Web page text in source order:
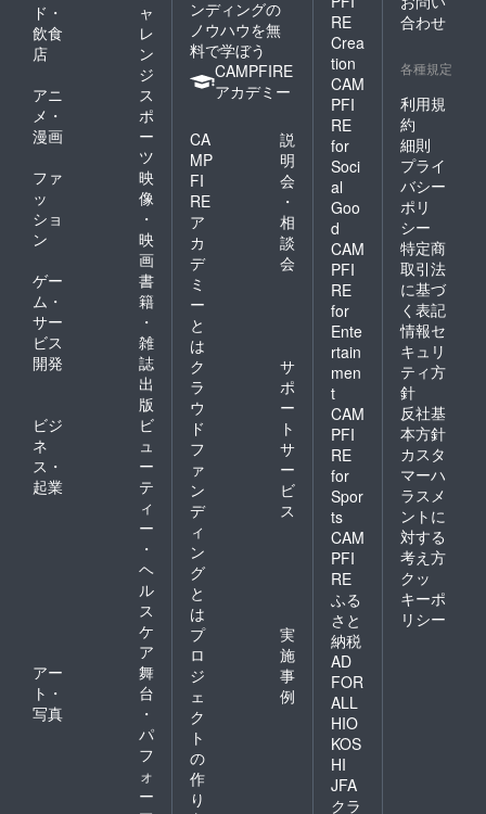
ド・
飲食
店
ャ
レ
ン
ジ
アニ
メ・
漫画
ス
ポ
ー
ツ
ファ
ッ
ショ
ン
映
像
・
映
画
ゲー
ム・
サー
ビス
開発
書
籍
・
雑
誌
出
版
ビジ
ネ
ス・
起業
ビ
ュ
ー
テ
ィ
ー
・
ヘ
ル
ス
ケ
ア
アー
ト・
写真
舞
台
・
パ
フ
ォ
ー
ンディングの
ノウハウを無
料で学ぼう
CAMPFIRE
アカデミー
CA
MP
FI
RE
ア
カ
デ
ミ
ー
と
は
説
明
会
・
相
談
会
ク
ラ
ウ
ド
フ
ァ
ン
デ
ィ
ン
グ
と
は
サ
ポ
ー
ト
サ
ー
ビ
ス
プ
ロ
ジ
ェ
ク
ト
の
作
り
実
施
事
例
RE
Crea
tion
CAM
PFI
RE
for
Soci
al
Goo
d
CAM
PFI
RE
for
Ente
rtain
men
t
CAM
PFI
RE
for
Spor
ts
CAM
PFI
RE
ふる
さと
納税
AD
FOR
ALL
HIO
KOS
HI
JFA
クラ
合わせ
各種規定
利用規
約
細則
プライ
バシー
ポリ
シー
特定商
取引法
に基づ
く表記
情報セ
キュリ
ティ方
針
反社基
本方針
カスタ
マーハ
ラスメ
ントに
対する
考え方
クッ
キーポ
リシー